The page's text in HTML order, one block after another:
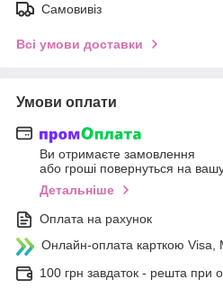
Самовивіз
Всі умови доставки
Умови оплати
Ви отримаєте замовлення
або гроші повернуться на
Детальніше
Оплата на рахунок
Онлайн-оплата карткою Visa,
100 грн завдаток - решта при